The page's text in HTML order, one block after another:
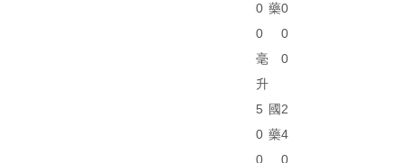
0
0
毫
升
藥0
0
0
5
0
0
國
藥
2
4
0